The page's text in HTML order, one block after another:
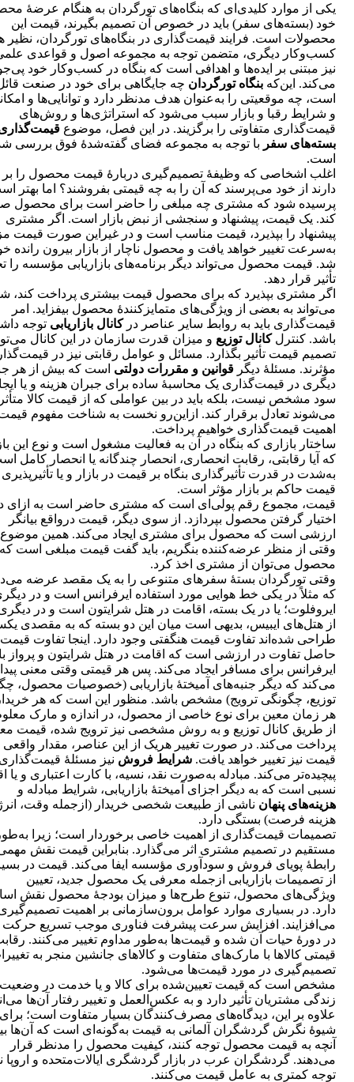
یکی از موارد کلیدی‌ای که بنگاه‌های تورگردان به هنگام عرضۀ
خود (بسته‌های سفر) باید در خصوص آن تصمیم بگیرند، قیمت این
محصولات است. فرایند قیمت‌گذاری در بنگاه‌های تورگردان، نظیر
کسب‌وکار دیگری، متضمن توجه به مجموعه اصول و قواعدی
نیز مبتنی بر ایده‌ها و اهدافی است که بنگاه در کسب‌وکار خود
می‌کند. این‌که بنگاه تورگردان چه جایگاهی برای خود در صنعت
است، چه موقعیتی را به‌عنوان هدف مدنظر دارد و توانایی‌ها و
و شرایط رقبا و بازار سبب می‌شود که استراتژی‌ها و روش‌های
قیمت‌گذاری متفاوتی را برگزیند. در این فصل، موضوع
بسته‌های سفر با توجه به مجموعه فضای گفته‌شدۀ فوق بررسی
است.
اغلب اشخاصی که وظیفۀ تصمیم‌گیری دربارۀ قیمت محصول را بر
دارند از خود می‌پرسند که آن را به چه قیمتی بفروشند؟ اما بهتر
پرسیده شود که مشتری چه مبلغی را حاضر است برای محصول
کند. یک قیمت، پیشنهاد و سنجشی از نبض بازار است. اگر مشتری
پیشنهاد را بپذیرد، قیمت مناسب است و در غیراین صورت قیمت
به‌سرعت تغییر خواهد یافت و محصول ناچار از بازار بیرون رانده
شد. قیمت محصول می‌تواند دیگر برنامه‌های بازاریابی مؤسسه را
تأثیر قرار دهد.
اگر مشتری بپذیرد که برای محصول قیمت بیشتری پرداخت کند،
می‌تواند به بعضی از ویژگی‌های متمایزکنندۀ محصول بیفزاید. امر
قیمت‌گذاری باید به روابط سایر عناصر درکانال بازاریابی توجه
باشد. کنترلکانال توزیع و میزان قدرت سازمان در این کانال
تصمیم قیمت تأثیر بگذارد. مسائل و عوامل رقابتی نیز در
مؤثرند. مسئلۀ دیگر قوانین و مقررات دولتی است که بیش از هر
دیگری در قیمت‌گذاری یک محاسبۀ ساده برای جبران هزینه‌ و یا
سود مشخص نیست، بلکه باید در بین عواملی که از قیمت کالا
می‌شوند تعادل برقرار کند. ازاین‌رو نخست به شناخت مفهوم
اهمیت قیمت‌گذاری خواهیم پرداخت.
ساختار بازاری که بنگاه در آن به فعالیت مشغول است و نوع این
که آیا رقابتی، رقابت انحصاری، انحصار چندگانه یا انحصار کامل
به‌شدت در قدرت تأثیرگذاری بنگاه بر قیمت در بازار و یا
قیمت حاکم بر بازار مؤثر است.
قیمت، مجموع رقم پولی‌ای است که مشتری حاضر است به ازای
اختیار گرفتن محصول بپردازد. از سوی دیگر، قیمت درواقع بیانگر
ارزشی است که محصول برای مشتری ایجاد می‌کند. همین موضوع
وقتی از منظر عرضه‌کننده بنگریم، باید گفت قیمت مبلغی است
محصول می‌توان از مشتری اخذ کرد.
وقتی تورگردان بستۀ سفرهای متنوعی را به یک مقصد عرضه
که مثلاً در یکی خط هوایی مورد استفاده ایرفرانس است و در
ایروفلوت؛ یا در یک بسته، اقامت در هتل شرایتون است و در
از هتل‌های ایبیس، بدیهی است میان این دو بسته که به مقصدی
طراحی شده‌اند تفاوت قیمت هنگفتی وجود دارد. اینجا تفاوت قیمت
حاصل تفاوت در ارزشی است که اقامت در هتل شرایتون و پرواز
ایرفرانس برای مسافر ایجاد می‌کند. پس هر قیمتی وقتی معنی پیدا
می‌کند که دیگر جنبه‌های آمیختۀ بازاریابی (خصوصیات محصول،
توزیع، چگونگی ترویج) مشخص باشد. منظور این است که هر
هر زمان معین برای نوع خاصی از محصول، در اندازه و مارک
از طریق کانال توزیع و به روش مشخصی نیز ترویج شده، قیمت
پرداخت می‌کند. در صورت تغییر هریک از این عناصر، مقدار واقعی
قیمت نیز تغییر خواهد یافت. شرایط فروش نیز مسئلۀ
پیچیده‌تر می‌کند. مبادله به‌صورت نقد، نسیه، با کارت اعتباری و یا
نسبی است که به دیگر اجزای آمیختۀ بازاریابی، شرایط مبادله و
هزینه‌های پنهان ناشی از طبیعت شخصی خریدار (ازجمله وقت،
هزینه فرصت) بستگی دارد.
تصمیمات قیمت‌گذاری از اهمیت خاصی برخوردار است؛ زیرا
مستقیم در تصمیم مشتری اثر می‌‌گذارد. بنابراین قیمت نقش
رابطۀ پویای فروش و سودآوری مؤسسه ایفا می‌کند. قیمت در
از تصمیمات بازاریابی ازجمله معرفی یک محصول جدید، تعیین
ویژگی‌های محصول، تنوع طرح‌ها و میزان بودجۀ محصول نقش
دارد. در بسیاری موارد عوامل برون‌سازمانی بر اهمیت
می‌افزایند. افزایش سرعت پیشرفت فناوری موجب تسریع حرکت
در دورۀ حیات آن شده و قیمت‌ها به‌طور مداوم تغییر می‌کنند.
قیمتی کالاها با مارک‌های متفاوت و کالاهای جانشین منجر به
تصمیم‌گیری در مورد قیمت‌ها می‌شود.
مشخص است که قیمت تعیین‌شده برای کالا و یا خدمت در وضعیت
زندگی مشتریان تأثیر دارد ‌و به عکس‌العمل و تغییر رفتار آن‌ها
علاوه بر این، دیدگاه‌های مصرف‌کنندگان بسیار متفاوت است؛
شیوۀ نگرش گردشگران آلمانی به قیمت به‌گونه‌ای است که آن‌ها
آنچه به قیمت محصول توجه کنند، کیفیت محصول را مدنظر قرار
می‌دهند. گردشگران عرب در بازار گردشگری ایالات‌متحده و اروپا
توجه کمتری به عامل قیمت می‌کنند.